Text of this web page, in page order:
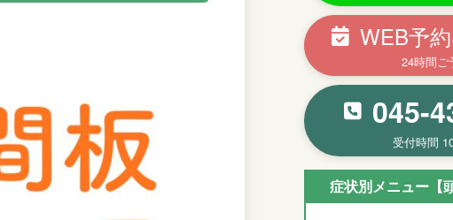
WEB予
24時間ご
045-
受付時間
症状別メニュー【